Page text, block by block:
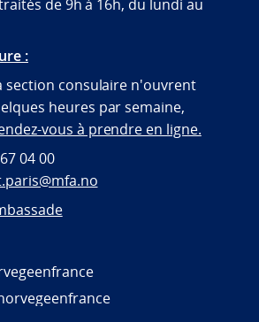
de 9h à 16h, du lundi au
:
section consulaire n'ouvrent
heures par semaine,
vous à prendre en ligne.
04 00